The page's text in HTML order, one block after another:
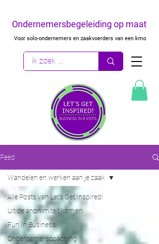
Ondernemersbegeleiding op maat
Voor solo-ondernemers en zaakvoerders van een kmo
Feed
Alle Posts van Let's Get Inspired!
Uit de anonimiteit komen
Fun In Business
Ondernemerscoaching
Wandelen en werken aan je zaak